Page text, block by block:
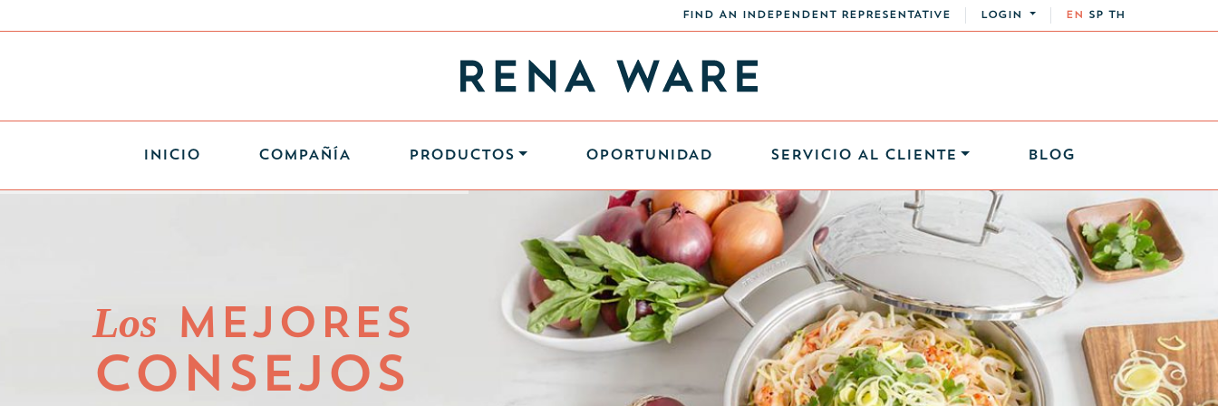
FIND AN INDEPENDENT REPRESENTATIVE LOGIN EN SP TH
INICIO COMPAÑÍA PRODUCTOS OPORTUNIDAD SERVICIO AL CLIENTE BLOG
Los MEJORES
CONSEJOS